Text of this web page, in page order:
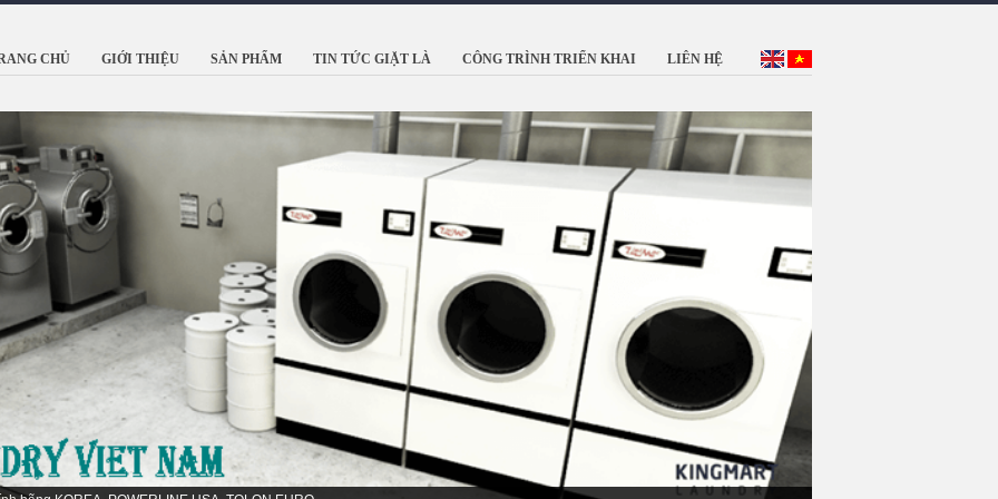
CHỦ GIỚI THIỆU SẢN PHẨM TIN TỨC GIẶT LÀ CÔNG TRÌNH TRIỂN KHAI LIÊN HỆ